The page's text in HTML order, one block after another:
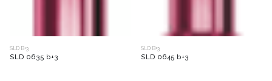
SLD B+3
SLD 0635 b+3
SLD B+3
SLD 0645 b+3